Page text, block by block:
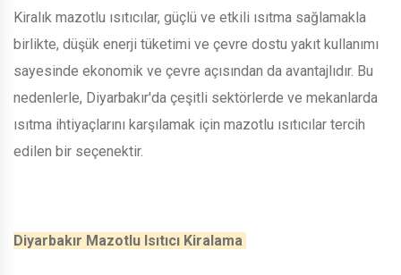
Kiralık mazotlu ısıtıcılar, güçlü ve etkili ısıtma sağlamakla
birlikte, düşük enerji tüketimi ve çevre dostu yakıt kullanımı
sayesinde ekonomik ve çevre açısından da avantajlıdır. Bu
nedenlerle, Diyarbakır'da çeşitli sektörlerde ve mekanlarda
ısıtma ihtiyaçlarını karşılamak için mazotlu ısıtıcılar tercih
edilen bir seçenektir.
Diyarbakır Mazotlu Isıtıcı Kiralama